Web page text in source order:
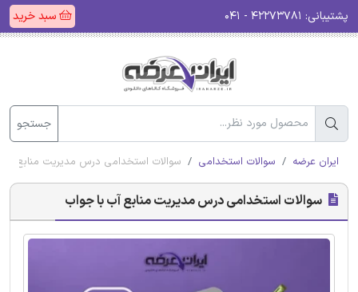
پشتیبانی: سبد خرید
جستجو
ایران عرضه سوالات استخدامی سوالات استخدامی درس مدیریت منابع آب
سوالات استخدامی درس مدیریت منابع آب با جواب